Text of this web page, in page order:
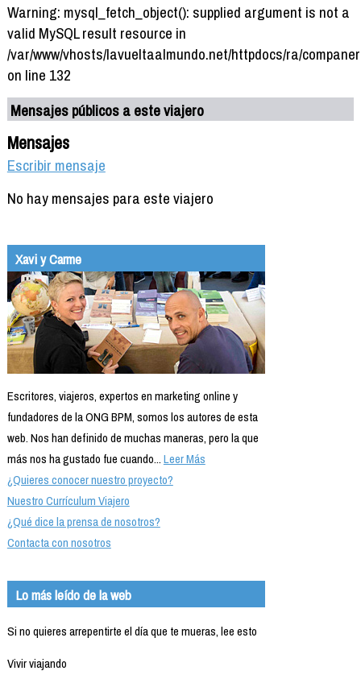
Warning: mysql_fetch_object(): supplied argument is not a
valid MySQL result resource in
/var/www/vhosts/lavueltaalmundo.net/httpdocs/ra/
on line 132
Mensajes públicos a este viajero
Mensajes
Escribir mensaje
No hay mensajes para este viajero
Xavi y Carme
Escritores, viajeros, expertos en marketing online y
fundadores de la ONG BPM, somos los autores de esta
web. Nos han definido de muchas maneras, pero la que
más nos ha gustado fue cuando...Leer Más
¿Quieres conocer nuestro proyecto?
Nuestro Currículum Viajero
¿Qué dice la prensa de nosotros?
Contacta con nosotros
Lo más leído de la web
Si no quieres arrepentirte el día que te mueras, lee esto
Vivir viajando